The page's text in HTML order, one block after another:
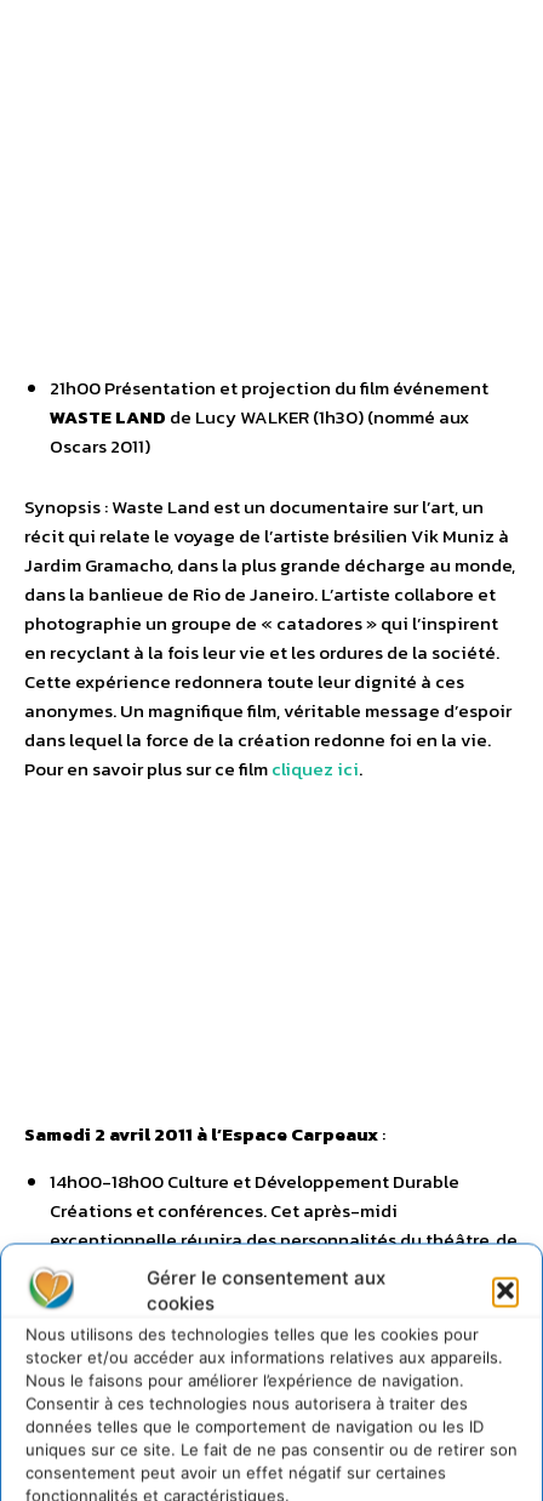
Gérer le consentement aux
cookies
Nous utilisons des technologies telles que les cookies pour
stocker et/ou accéder aux informations relatives aux appareils.
Nous le faisons pour améliorer l’expérience de navigation.
Consentir à ces technologies nous autorisera à traiter des
données telles que le comportement de navigation ou les ID
uniques sur ce site. Le fait de ne pas consentir ou de retirer son
consentement peut avoir un effet négatif sur certaines
fonctionnalités et caractéristiques.
21h00 Présentation et projection du film événement
WASTE LAND de Lucy WALKER (1h30) (nommé aux
Oscars 2011)
Synopsis : Waste Land est un documentaire sur l’art, un
récit qui relate le voyage de l’artiste brésilien Vik Muniz à
Jardim Gramacho, dans la plus grande décharge au monde,
dans la banlieue de Rio de Janeiro. L’artiste collabore et
photographie un groupe de « catadores » qui l’inspirent
en recyclant à la fois leur vie et les ordures de la société.
Cette expérience redonnera toute leur dignité à ces
anonymes. Un magnifique film, véritable message d’espoir
dans lequel la force de la création redonne foi en la vie.
Pour en savoir plus sur ce filmcliquez ici.
Samedi 2 avril 2011 à l’Espace Carpeaux:
14h00-18h00 Culture et Développement Durable
Créations et conférences. Cet après-midi
exceptionnelle réunira des personnalités du théâtre, de
la musique, de la peinture, du cinéma, des journalistes
telles que Marie Odile Monchicourt, auteur et
journaliste à Radio France et Véronique Mortaigne,
auteur et journaliste au Monde.
14h00-16h00 : Musique, lectures et entretiens autour
du développement durable. Animations présentées par
Veronique Mortaigne, auteur et journaliste au Monde,